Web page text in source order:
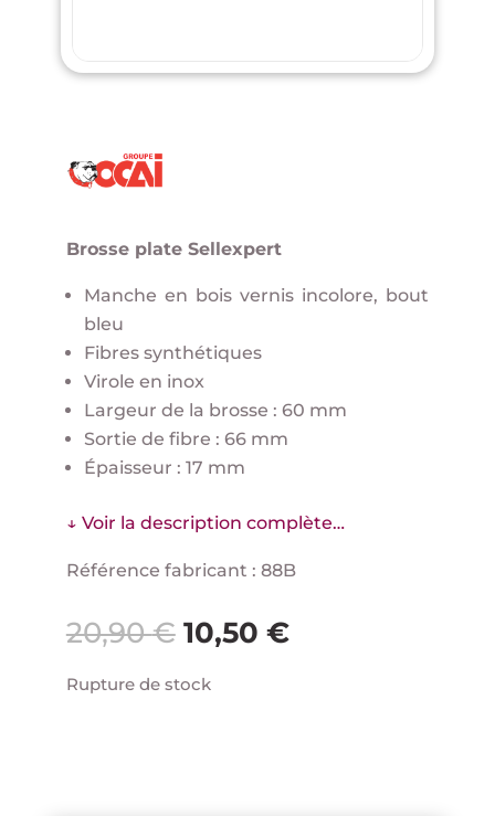
Brosse plate Sellexpert
Manche en bois vernis incolore, bout
bleu
Fibres synthétiques
Virole en inox
Largeur de la brosse : 60 mm
Sortie de fibre : 66 mm
Épaisseur : 17 mm
↓ Voir la description complète…
Référence fabricant : 88B
20,90€ Le
initial
10,50 €Le
Rupture de stock